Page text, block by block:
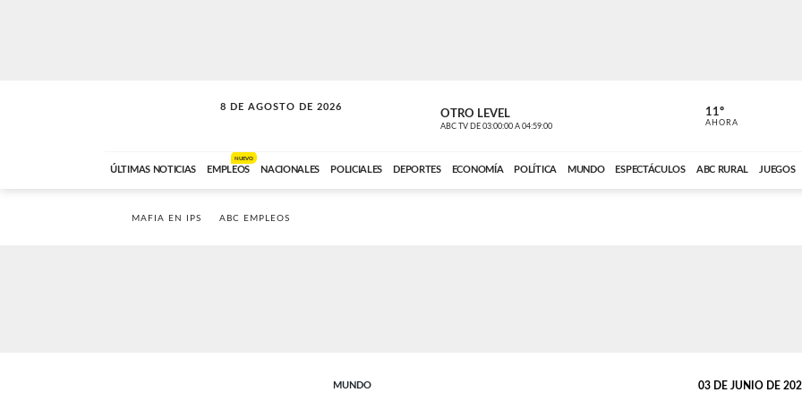
8 DE AGOSTO DE 2026
SOLO MÚSICA OTRO LEVEL
ABC TV DE 03:00:00 A 04:59:00 ABC CARDINAL
11º
AHORA
ÚLTIMAS NOTICIAS EMPLEOS
NUEVO
NACIONALES POLICIALES DEPORTES ECONOMÍA POLÍTICA MUNDO ESPECTÁCULOS ABC RURAL JUEGOS
MAFIA EN IPS ABC EMPLEOS
MUNDO 03 DE JUNIO DE